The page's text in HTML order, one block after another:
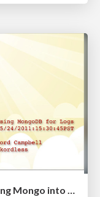
Visualizing Your Data: Incorporating Mongo into Loggly Infrastructure